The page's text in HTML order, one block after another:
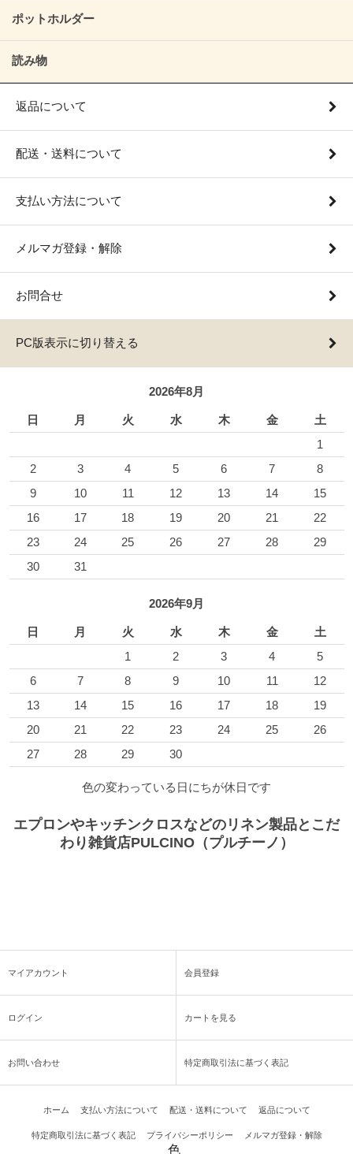
色
ポットホルダー
読み物
返品について
配送・送料について
支払い方法について
メルマガ登録・解除
お問合せ
PC版表示に切り替える
2026年8月
日 月 火 水 木 金
土
1
2
3 4 5 6 7
8
9
10 11 12 13 14
15
16
17 18 19 20 21
22
23
24 25 26 27 28
29
30
31
2026年9月
日 月 火 水 木 金
土
1
2 3 4
5
6
7 8 9 10 11
12
13
14 15 16 17 18
19
20
21 22 23 24 25
26
27
28 29 30
色の変わっている日にちが休日です
エプロンやキッチンクロスなどのリネン製品とこだ
わり雑貨店PULCINO（プルチーノ）
マイアカウント 会員登録
ログイン カートを見る
お問い合わせ 特定商取引法に基づく表記
ホーム 支払い方法について 配送・送料について 返品について
特定商取引法に基づく表記 プライバシーポリシー メルマガ登録・解除